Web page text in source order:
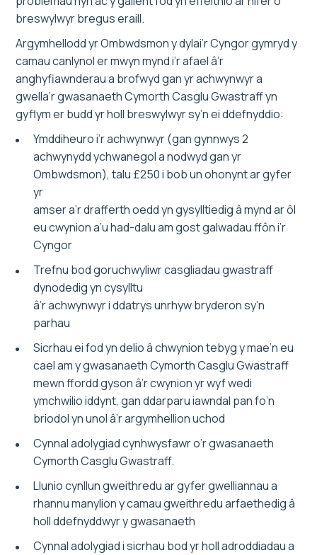
breswylwyr bregus eraill.
Argymhellodd yr Ombwdsmon y dylai’r Cyngor gymryd y
camau canlynol er mwyn mynd i’r afael â’r
anghyfiawnderau a brofwyd gan yr achwynwyr a
gwella’r gwasanaeth Cymorth Casglu Gwastraff yn
gyflym er budd yr holl breswylwyr sy’n ei ddefnyddio:
Ymddiheuro i’r achwynwyr (gan gynnwys 2
achwynydd ychwanegol a nodwyd gan yr
Ombwdsmon), talu £250 i bob un ohonynt ar gyfer
yr
amser a’r drafferth oedd yn gysylltiedig â mynd ar ôl
eu cwynion a’u had-dalu am gost galwadau ffôn i’r
Cyngor
Trefnu bod goruchwyliwr casgliadau gwastraff
dynodedig yn cysylltu
â’r achwynwyr i ddatrys unrhyw bryderon sy’n
parhau
Sicrhau ei fod yn delio â chwynion tebyg y mae’n eu
cael am y gwasanaeth Cymorth Casglu Gwastraff
mewn ffordd gyson â’r cwynion yr wyf wedi
ymchwilio iddynt, gan ddarparu iawndal pan fo’n
briodol yn unol â’r argymhellion uchod
Cynnal adolygiad cynhwysfawr o’r gwasanaeth
Cymorth Casglu Gwastraff.
Llunio cynllun gweithredu ar gyfer gwelliannau a
rhannu manylion y camau gweithredu arfaethedig â
holl ddefnyddwyr y gwasanaeth
Cynnal adolygiad i sicrhau bod yr holl adroddiadau a